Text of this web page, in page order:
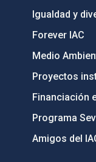
Igualdad y
Forever IAC
Medio
Proyectos
Financiación
Programa
Amigos del